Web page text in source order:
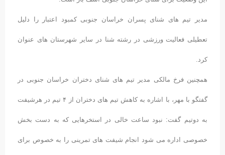
مدیر تیم های شنای پسران خراسان جنوبی کمبود اعتبار را دلیل
تعطیلی فعالیت ورزشی در رشته شنا در سایر شهرستان های عنوان
کرد.
همچنین فرخ مالکی مدیر تیم های شنای دختران خراسان جنوبی در
گفتگو با مهر، با اشاره به کاهش تیم های دختران از ۴ تیم در هرشیفت
به دوتیم گفت: نبود ساعت خالی در استخرهایی که به دست بخش
خصوصی اداره می شود انجام شیفت های تمرینی را به خصوص برای